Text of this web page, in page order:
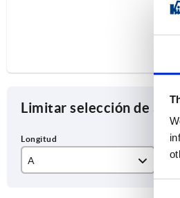
Limitar selección de
A A1